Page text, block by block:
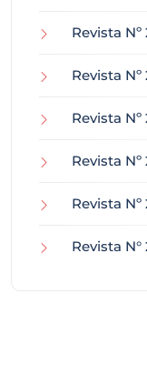
Revista Nº
Revista Nº
Revista Nº
Revista Nº
Revista Nº
Revista N°